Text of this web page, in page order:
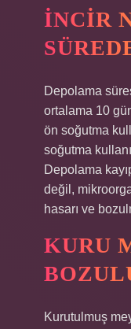
İNCIR
Depolama
ortalama 10
ön soğutma
soğutma
Depolama
değil,
hasarı ve
KURU
Kurutulmuş